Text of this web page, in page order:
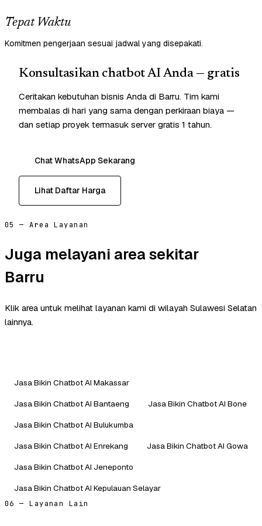
Tepat Waktu
Komitmen pengerjaan sesuai jadwal yang disepakati.
Konsultasikan chatbot AI Anda — gratis
Ceritakan kebutuhan bisnis Anda di Barru. Tim kami
membalas di hari yang sama dengan perkiraan biaya —
dan setiap proyek termasuk server gratis 1 tahun.
Chat WhatsApp Sekarang
Lihat Daftar Harga
05 — Area Layanan
Juga melayani area sekitar
Barru
Klik area untuk melihat layanan kami di wilayah Sulawesi Selatan
lainnya.
Jasa Bikin Chatbot AI Makassar
Jasa Bikin Chatbot AI Bantaeng
Jasa Bikin Chatbot AI Bone
Jasa Bikin Chatbot AI Bulukumba
Jasa Bikin Chatbot AI Enrekang
Jasa Bikin Chatbot AI Gowa
Jasa Bikin Chatbot AI Jeneponto
Jasa Bikin Chatbot AI Kepulauan Selayar
06 — Layanan Lain